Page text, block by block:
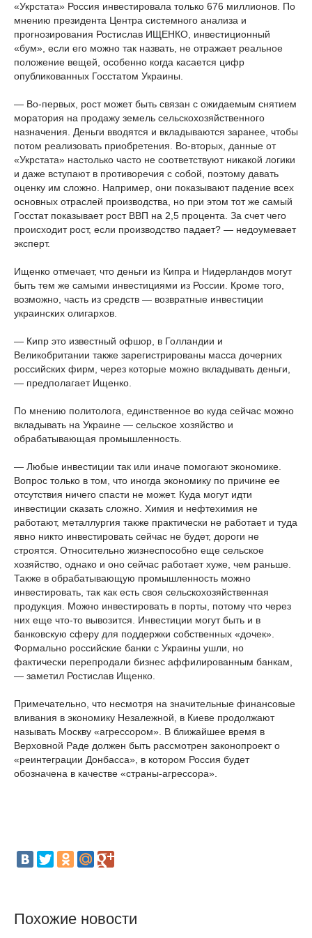
«Укрстата» Россия инвестировала только 676 миллионов. По
мнению президента Центра системного анализа и
прогнозирования Ростислав ИЩЕНКО, инвестиционный
«бум», если его можно так назвать, не отражает реальное
положение вещей, особенно когда касается цифр
опубликованных Госстатом Украины.
— Во-первых, рост может быть связан с ожидаемым снятием
моратория на продажу земель сельскохозяйственного
назначения. Деньги вводятся и вкладываются заранее, чтобы
потом реализовать приобретения. Во-вторых, данные от
«Укрстата» настолько часто не соответствуют никакой логики
и даже вступают в противоречия с собой, поэтому давать
оценку им сложно. Например, они показывают падение всех
основных отраслей производства, но при этом тот же самый
Госстат показывает рост ВВП на 2,5 процента. За счет чего
происходит рост, если производство падает? — недоумевает
эксперт.
Ищенко отмечает, что деньги из Кипра и Нидерландов могут
быть тем же самыми инвестициями из России. Кроме того,
возможно, часть из средств — возвратные инвестиции
украинских олигархов.
— Кипр это известный офшор, в Голландии и
Великобритании также зарегистрированы масса дочерних
российских фирм, через которые можно вкладывать деньги,
— предполагает Ищенко.
По мнению политолога, единственное во куда сейчас можно
вкладывать на Украине — сельское хозяйство и
обрабатывающая промышленность.
— Любые инвестиции так или иначе помогают экономике.
Вопрос только в том, что иногда экономику по причине ее
отсутствия ничего спасти не может. Куда могут идти
инвестиции сказать сложно. Химия и нефтехимия не
работают, металлургия также практически не работает и туда
явно никто инвестировать сейчас не будет, дороги не
строятся. Относительно жизнеспособно еще сельское
хозяйство, однако и оно сейчас работает хуже, чем раньше.
Также в обрабатывающую промышленность можно
инвестировать, так как есть своя сельскохозяйственная
продукция. Можно инвестировать в порты, потому что через
них еще что-то вывозится. Инвестиции могут быть и в
банковскую сферу для поддержки собственных «дочек».
Формально российские банки с Украины ушли, но
фактически перепродали бизнес аффилированным банкам,
— заметил Ростислав Ищенко.
Примечательно, что несмотря на значительные финансовые
вливания в экономику Незалежной, в Киеве продолжают
называть Москву «агрессором». В ближайшее время в
Верховной Раде должен быть рассмотрен законопроект о
«реинтеграции Донбасса», в котором Россия будет
обозначена в качестве «страны-агрессора».
Похожие новости